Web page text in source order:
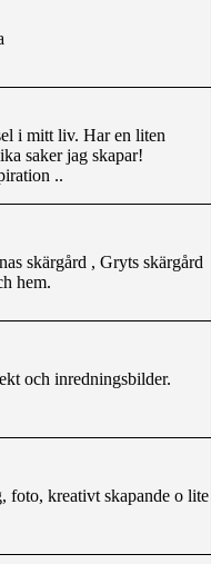
i mitt liv. Har en liten
saker jag skapar!
..
skärgård , Gryts skärgård
hem.
och inredningsbilder.
foto, kreativt skapande o lite